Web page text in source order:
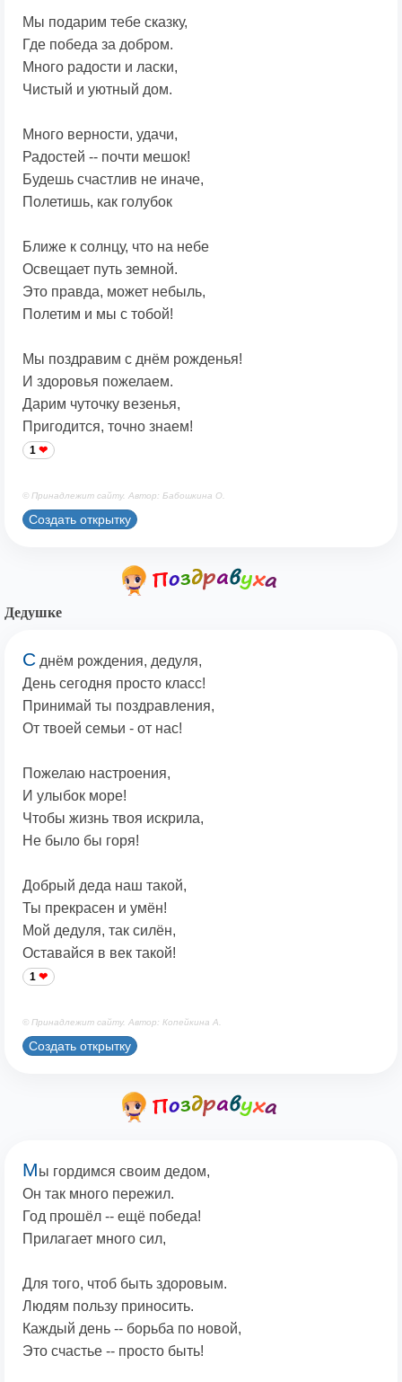
Мы подарим тебе сказку,
Где победа за добром.
Много радости и ласки,
Чистый и уютный дом.
Много верности, удачи,
Радостей -- почти мешок!
Будешь счастлив не иначе,
Полетишь, как голубок
Ближе к солнцу, что на небе
Освещает путь земной.
Это правда, может небыль,
Полетим и мы с тобой!
Мы поздравим с днём рожденья!
И здоровья пожелаем.
Дарим чуточку везенья,
Пригодится, точно знаем!
1
© Принадлежит сайту. Автор: Бабошкина О.
Создать открытку
Дедушке
С днём рождения, дедуля,
День сегодня просто класс!
Принимай ты поздравления,
От твоей семьи - от нас!
Пожелаю настроения,
И улыбок море!
Чтобы жизнь твоя искрила,
Не было бы горя!
Добрый деда наш такой,
Ты прекрасен и умён!
Мой дедуля, так силён,
Оставайся в век такой!
1
© Принадлежит сайту. Автор: Копейкина А.
Создать открытку
Мы гордимся своим дедом,
Он так много пережил.
Год прошёл -- ещё победа!
Прилагает много сил,
Для того, чтоб быть здоровым.
Людям пользу приносить.
Каждый день -- борьба по новой,
Это счастье -- просто быть!